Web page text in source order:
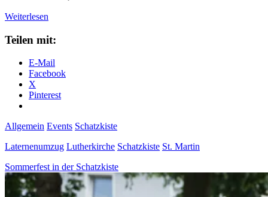
Weiterlesen
Schatzkiste
St.
Martin
Teilen mit:
E-Mail
Facebook
X
Pinterest
Allgemein Events Schatzkiste
Laternenumzug Lutherkirche Schatzkiste St. Martin
Sommerfest in der Schatzkiste